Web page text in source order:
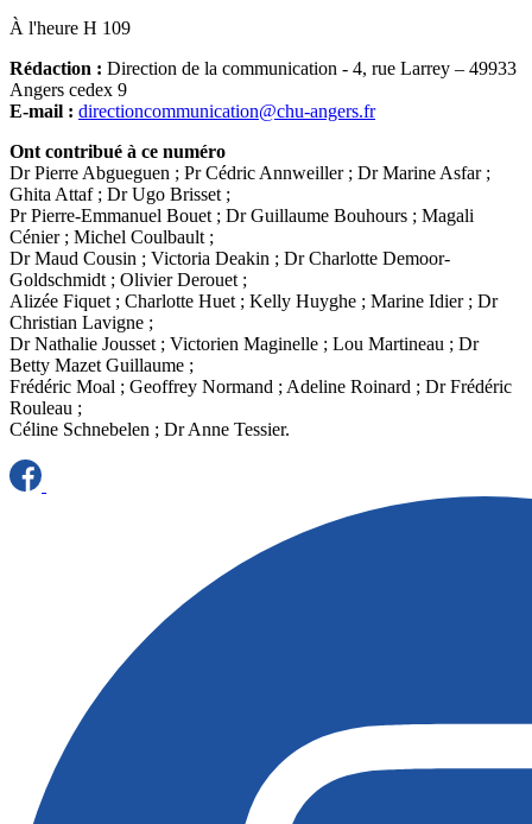
À l'heure H 109
Rédaction : Direction de la communication - 4, rue Larrey – 49933
Angers cedex 9
E-mail : directioncommunication@chu-angers.fr
Ont contribué à ce numéro
Dr Pierre Abgueguen ; Pr Cédric Annweiller ; Dr Marine Asfar ;
Ghita Attaf ; Dr Ugo Brisset ;
Pr Pierre-Emmanuel Bouet ; Dr Guillaume Bouhours ; Magali
Cénier ; Michel Coulbault ;
Dr Maud Cousin ; Victoria Deakin ; Dr Charlotte Demoor-
Goldschmidt ; Olivier Derouet ;
Alizée Fiquet ; Charlotte Huet ; Kelly Huyghe ; Marine Idier ; Dr
Christian Lavigne ;
Dr Nathalie Jousset ; Victorien Maginelle ; Lou Martineau ; Dr
Betty Mazet Guillaume ;
Frédéric Moal ; Geoffrey Normand ; Adeline Roinard ; Dr Frédéric
Rouleau ;
Céline Schnebelen ; Dr Anne Tessier.